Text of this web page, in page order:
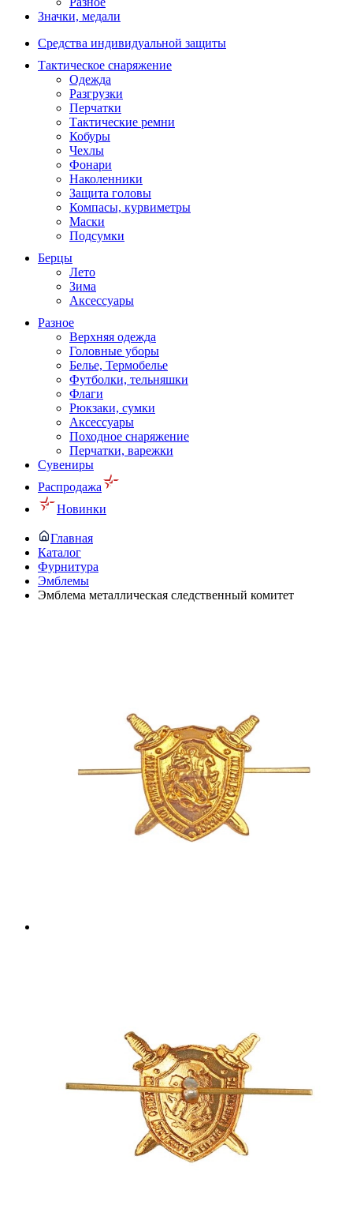
Значки, медали
Средства индивидуальной защиты
Тактическое снаряжение
Одежда
Разгрузки
Перчатки
Тактические ремни
Кобуры
Чехлы
Фонари
Наколенники
Защита головы
Компасы, курвиметры
Маски
Подсумки
Берцы
Лето
Зима
Аксессуары
Разное
Верхняя одежда
Головные уборы
Белье, Термобелье
Футболки, тельняшки
Флаги
Рюкзаки, сумки
Аксессуары
Походное снаряжение
Перчатки, варежки
Сувениры
Распродажа
Новинки
Главная
Каталог
Фурнитура
Эмблемы
Эмблема металлическая следственный комитет